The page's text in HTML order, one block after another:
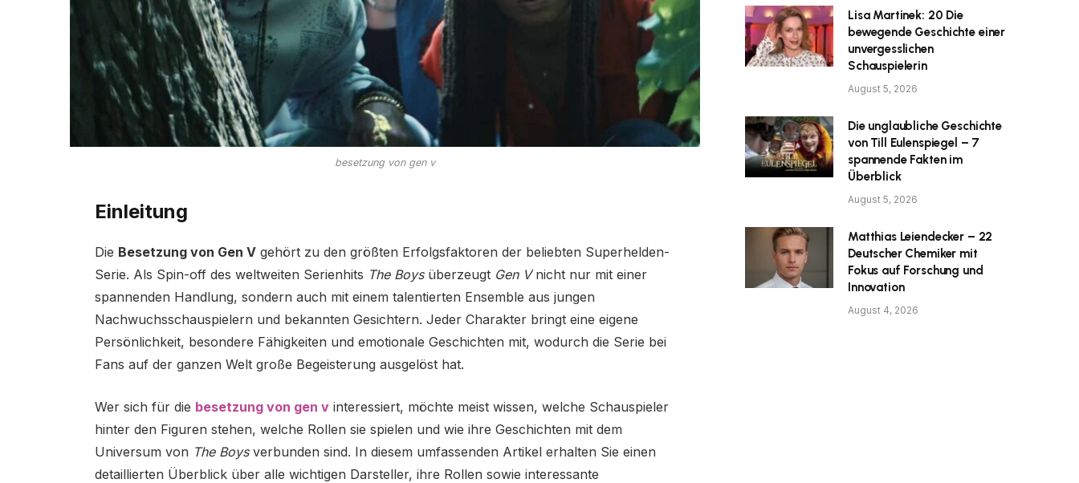
besetzung von gen v
Einleitung
Die Besetzung von Gen Vgehört zu den größten Erfolgsfaktoren der beliebten Superhelden-
Serie. Als Spin-off des weltweiten Serienhits The Boysüberzeugt Gen Vnicht nur mit einer
spannenden Handlung, sondern auch mit einem talentierten Ensemble aus jungen
Nachwuchsschauspielern und bekannten Gesichtern. Jeder Charakter bringt eine eigene
Persönlichkeit, besondere Fähigkeiten und emotionale Geschichten mit, wodurch die Serie bei
Fans auf der ganzen Welt große Begeisterung ausgelöst hat.
Wer sich für die besetzung von gen vinteressiert, möchte meist wissen, welche Schauspieler
hinter den Figuren stehen, welche Rollen sie spielen und wie ihre Geschichten mit dem
Universum von The Boysverbunden sind. In diesem umfassenden Artikel erhalten Sie einen
detaillierten Überblick über alle wichtigen Darsteller, ihre Rollen sowie interessante
Lisa Martinek: 20 Die
bewegende Geschichte einer
unvergesslichen
Schauspielerin
August 5, 2026
Die unglaubliche Geschichte
von Till Eulenspiegel – 7
spannende Fakten im
Überblick
August 5, 2026
Matthias Leiendecker – 22
Deutscher Chemiker mit
Fokus auf Forschung und
Innovation
August 4, 2026